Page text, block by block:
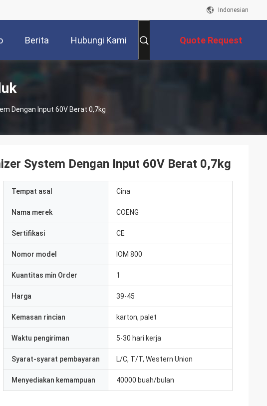
Indonesian
Berita Hubungi Kami Quote Request
Dengan Input 60V Berat 0,7kg
System Dengan Input 60V Berat 0,7kg
Tempat asal Cina
Nama merek COENG
Sertifikasi CE
Nomor model IOM 800
Kuantitas min Order 1
Harga 39-45
Kemasan rincian karton, palet
Waktu pengiriman 5-30 hari kerja
Syarat-syarat pembayaran L/C, T/T, Western Union
Menyediakan kemampuan 40000 buah/bulan